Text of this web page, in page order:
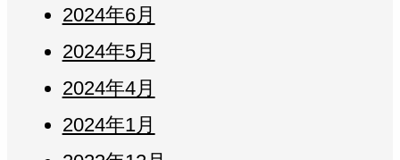
2024年6月
2024年5月
2024年4月
2024年1月